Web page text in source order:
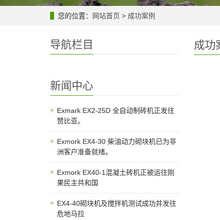
您的位置： 网站首页 > 成功案例
成功
导航栏目
新闻中心
Exmark EX2-25D 全自动制砖机正发往
赞比亚。
Exmork EX4-30 柴油动力砌块机已为非
洲客户准备就绪。
Exmork EX40-1混凝土砖机正被运往刚
果民主共和国
EX4-40砌块机及搅拌机测试成功并发往
危地马拉